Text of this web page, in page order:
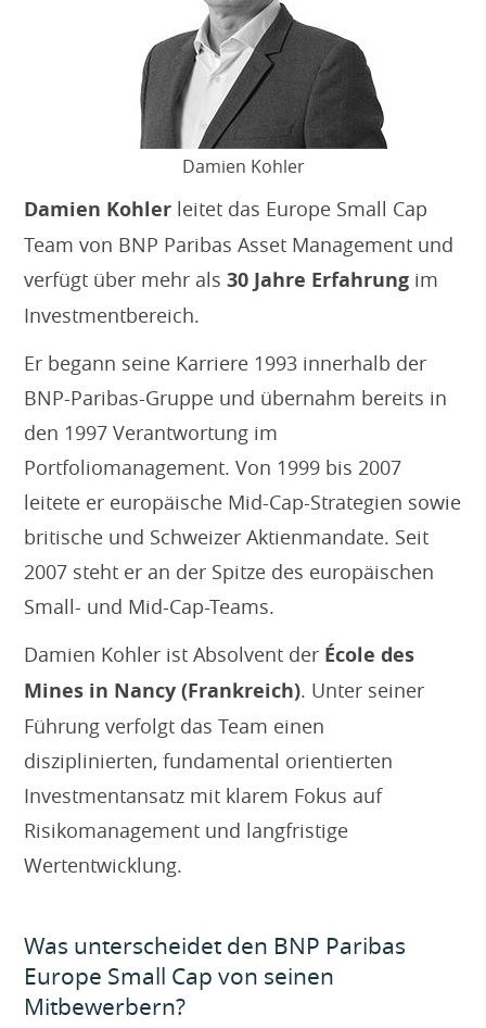
Damien Kohler
Damien Kohlerleitet das Europe Small Cap
Team von BNP Paribas Asset Management und
verfügt über mehr als 30 Jahre Erfahrungim
Investmentbereich.
Er begann seine Karriere 1993 innerhalb der
BNP-Paribas-Gruppe und übernahm bereits in
den 1997 Verantwortung im
Portfoliomanagement. Von 1999 bis 2007
leitete er europäische Mid-Cap-Strategien sowie
britische und Schweizer Aktienmandate. Seit
2007 steht er an der Spitze des europäischen
Small- und Mid-Cap-Teams.
Damien Kohler ist Absolvent der École des
Mines in Nancy (Frankreich). Unter seiner
Führung verfolgt das Team einen
disziplinierten, fundamental orientierten
Investmentansatz mit klarem Fokus auf
Risikomanagement und langfristige
Wertentwicklung.
Was unterscheidet den BNP Paribas
Europe Small Cap von seinen
Mitbewerbern?